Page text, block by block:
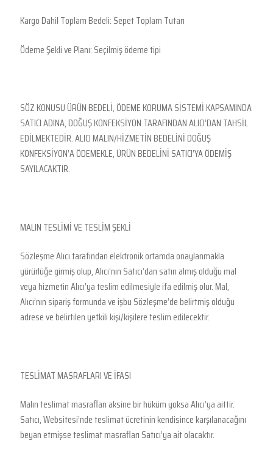
Kargo Dahil Toplam Bedeli: Sepet Toplam Tutarı
Ödeme Şekli ve Planı: Seçilmiş ödeme tipi
SÖZ KONUSU ÜRÜN BEDELİ, ÖDEME KORUMA SİSTEMİ KAPSAMINDA
SATICI ADINA, DOĞUŞ KONFEKSİYON TARAFINDAN ALICI’DAN TAHSİL
EDİLMEKTEDİR. ALICI MALIN/HİZMETİN BEDELİNİ DOĞUŞ
KONFEKSİYON’A ÖDEMEKLE, ÜRÜN BEDELİNİ SATICI’YA ÖDEMİŞ
SAYILACAKTIR.
MALIN TESLİMİ VE TESLİM ŞEKLİ
Sözleşme Alıcı tarafından elektronik ortamda onaylanmakla
yürürlüğe girmiş olup, Alıcı’nın Satıcı’dan satın almış olduğu mal
veya hizmetin Alıcı’ya teslim edilmesiyle ifa edilmiş olur. Mal,
Alıcı’nın sipariş formunda ve işbu Sözleşme’de belirtmiş olduğu
adrese ve belirtilen yetkili kişi/kişilere teslim edilecektir.
TESLİMAT MASRAFLARI VE İFASI
Malın teslimat masrafları aksine bir hüküm yoksa Alıcı’ya aittir.
Satıcı, Websitesi’nde teslimat ücretinin kendisince karşılanacağını
beyan etmişse teslimat masrafları Satıcı’ya ait olacaktır.